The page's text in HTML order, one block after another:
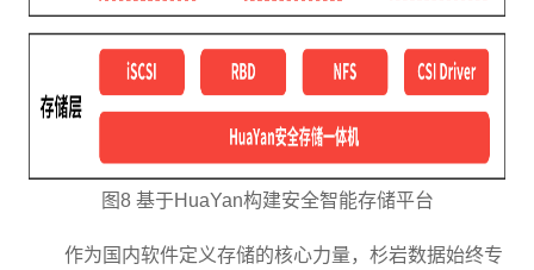
图8 基于HuaYan构建安全智能存储平台
作为国内软件定义存储的核心力量，杉岩数据始终专